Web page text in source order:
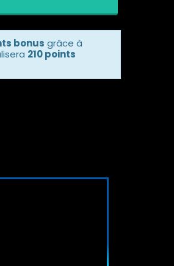
bonus grâce à
210 points